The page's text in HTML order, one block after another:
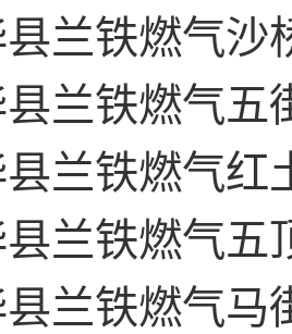
兰铁燃气沙
兰铁燃气五
兰铁燃气红
兰铁燃气五
兰铁燃气马